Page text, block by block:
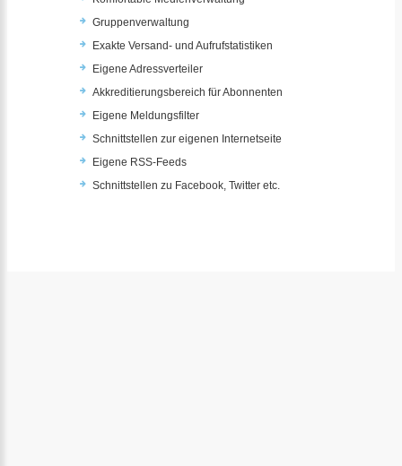
Gruppenverwaltung
Exakte Versand- und Aufrufstatistiken
Eigene Adressverteiler
Akkreditierungsbereich für Abonnenten
Eigene Meldungsfilter
Schnittstellen zur eigenen Internetseite
Eigene RSS-Feeds
Schnittstellen zu Facebook, Twitter etc.